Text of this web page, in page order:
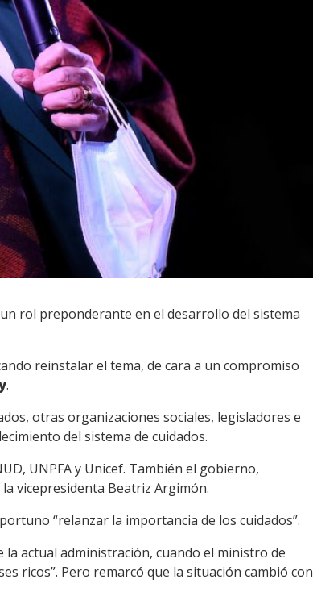
rol preponderante en el desarrollo del sistema
reinstalar el tema, de cara a un compromiso
.
otras organizaciones sociales, legisladores e
del sistema de cuidados.
UNPFA y Unicef. También el gobierno,
vicepresidenta Beatriz Argimón.
“relanzar la importancia de los cuidados”.
la actual administración, cuando el ministro de
ricos”. Pero remarcó que la situación cambió con